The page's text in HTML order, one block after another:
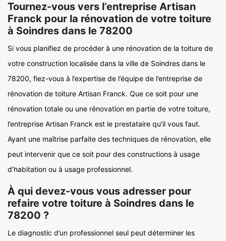
Tournez-vous vers l’entreprise Artisan
Franck pour la rénovation de votre toiture
à Soindres dans le 78200
Si vous planifiez de procéder à une rénovation de la toiture de
votre construction localisée dans la ville de Soindres dans le
78200, fiez-vous à l’expertise de l’équipe de l’entreprise de
rénovation de toiture Artisan Franck. Que ce soit pour une
rénovation totale ou une rénovation en partie de votre toiture,
l’entreprise Artisan Franck est le prestataire qu’il vous faut.
Ayant une maîtrise parfaite des techniques de rénovation, elle
peut intervenir que ce soit pour des constructions à usage
d’habitation ou à usage professionnel.
À qui devez-vous vous adresser pour
refaire votre toiture à Soindres dans le
78200 ?
Le diagnostic d’un professionnel seul peut déterminer les